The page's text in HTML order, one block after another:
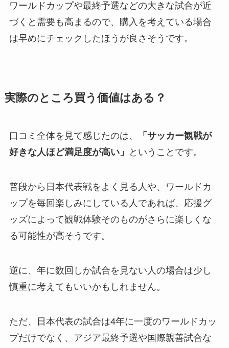
ワールドカップや最終予選などの大きな試合が近
づくと需要も高まるので、購入を考えている場合
は早めにチェックしたほうが良さそうです。
実際のところ買う価値はある？
口コミ全体を見て感じたのは、
「サッカー観戦が
好きな人ほど満足度が高い」
ということです。
普段から日本代表戦をよく見る人や、ワールドカ
ップを毎回楽しみにしている人であれば、応援グ
ッズによって観戦体験そのものがさらに楽しくな
る可能性が高そうです。
逆に、年に数回しか試合を見ない人の場合は少し
慎重に考えてもいいかもしれません。
ただ、日本代表の試合は4年に一度のワールドカッ
プだけでなく、アジア最終予選や国際親善試合な